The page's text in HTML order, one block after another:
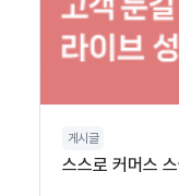
게시글
스스로 커머스